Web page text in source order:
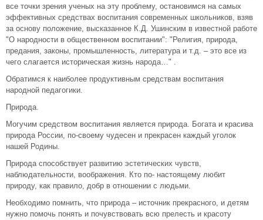
все точки зрения ученых на эту проблему, остановимся на самых
эффективных средствах воспитания современных школьников, взяв
за основу положение, высказанное К.Д. Ушинским в известной работе
"О народности в общественном воспитании": "Религия, природа,
предания, законы, промышленность, литература и т.д. – это все из
чего слагается историческая жизнь народа…" .
Обратимся к наиболее продуктивным средствам воспитания
народной педагогики.
Природа.
Могучим средством воспитания является природа. Богата и красива
природа России, по-своему чудесен и прекрасен каждый уголок
нашей Родины.
Природа способствует развитию эстетических чувств,
наблюдательности, воображения. Кто по- настоящему любит
природу, как правило, добр в отношении с людьми.
Необходимо помнить, что природа – источник прекрасного, и детям
нужно помочь понять и почувствовать всю прелесть и красоту